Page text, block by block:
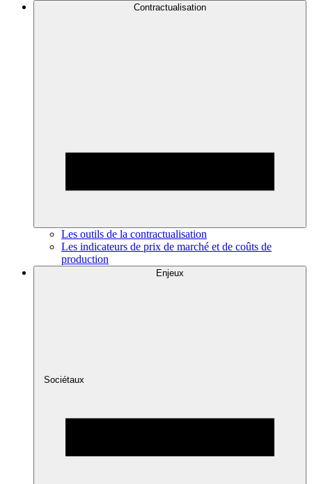
Contractualisation
Les outils de la contractualisation
Les indicateurs de prix de marché et de coûts de
production
Enjeux
Sociétaux